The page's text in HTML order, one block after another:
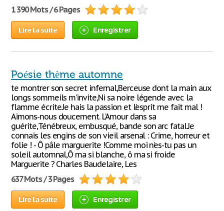
1 390 Mots / 6 Pages
Lire la suite Enregistrer
Poésie thème automne
te montrer son secret infernal,Berceuse dont la main aux
longs sommeils m’invite,Ni sa noire légende avec la
flamme écrite.Je hais la passion et l’esprit me fait mal !
Aimons-nous doucement. L’Amour dans sa
guérite,Ténébreux, embusqué, bande son arc fatal.Je
connais les engins de son vieil arsenal : Crime, horreur et
folie ! - Ô pâle marguerite !Comme moi n’es-tu pas un
soleil automnal,Ô ma si blanche, ô ma si froide
Marguerite ? Charles Baudelaire, Les
637 Mots / 3 Pages
Lire la suite Enregistrer